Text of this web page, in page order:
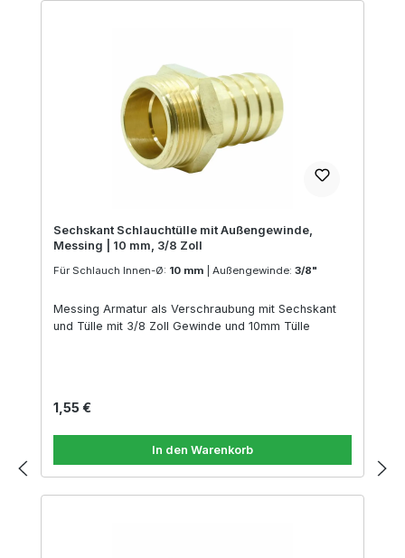
Sechskant Schlauchtülle mit Außengewinde,
Messing | 10 mm, 3/8 Zoll
Für Schlauch Innen-Ø: 10 mm Außengewinde: 3/8"
Messing Armatur als Verschraubung mit Sechskant
und Tülle mit 3/8 Zoll Gewinde und 10mm Tülle
Regulärer Preis:
1,55 €
In den Warenkorb